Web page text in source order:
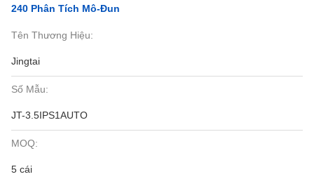
240 Phân Tích Mô-Đun
Tên Thương Hiệu:
Jingtai
Số Mẫu:
JT-3.5IPS1AUTO
MOQ:
5 cái